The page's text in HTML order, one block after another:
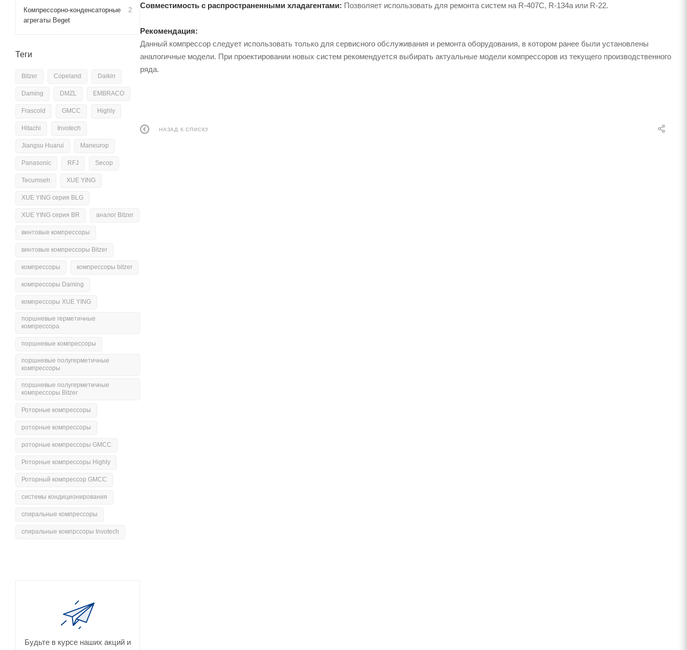
Совместимость с распространенными хладагентами: Позволяет использовать для ремонта систем на R-407C, R-134a или R-22.
Рекомендация:
Данный компрессор следует использовать только для сервисного обслуживания и ремонта оборудования, в котором ранее были установлены
аналогичные модели. При проектировании новых систем рекомендуется выбирать актуальные модели компрессоров из текущего производственного
ряда.
НАЗАД К СПИСКУ
Компрессорно-конденсаторные
агрегаты Beget
2
Теги
Bitzer Copeland Daikin
Daming DMZL EMBRACO
Frascold GMCC Highly
Hitachi Invotech
Jiangsu Huarui Maneurop
Panasonic RFJ Secop
Tecumseh XUE YING
XUE YING серия BLG
XUE YING серия BR аналог Bitzer
винтовые компрессоры
винтовые компрессоры Bitzer
компрессоры компрессоры bitzer
компрессоры Daming
компрессоры XUE YING
поршневые герметичные
компрессора
поршневые компрессоры
поршневые полугерметичные
компрессоры
поршневые полугерметичные
компрессоры Bitzer
Роторные компрессоры
роторные компрессоры
роторные компрессоры GMCC
Роторные компрессоры Highly
Роторный компрессор GMCC
системы кондиционирования
спиральные компрессоры
спиральные компрссоры Invotech
Будьте в курсе наших акций и